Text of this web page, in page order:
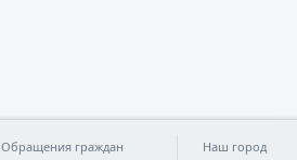
Обращения граждан Наш город